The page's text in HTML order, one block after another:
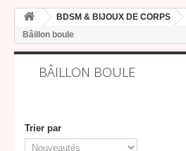
BDSM & BIJOUX DE CORPS
Bâillon boule
BÂILLON BOULE
Trier par